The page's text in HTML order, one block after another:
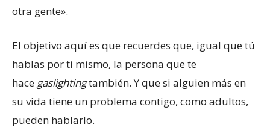
otra gente».
El objetivo aquí es que recuerdes que, igual que tú
hablas por ti mismo, la persona que te
hace gaslightingtambién. Y que si alguien más en
su vida tiene un problema contigo, como adultos,
pueden hablarlo.